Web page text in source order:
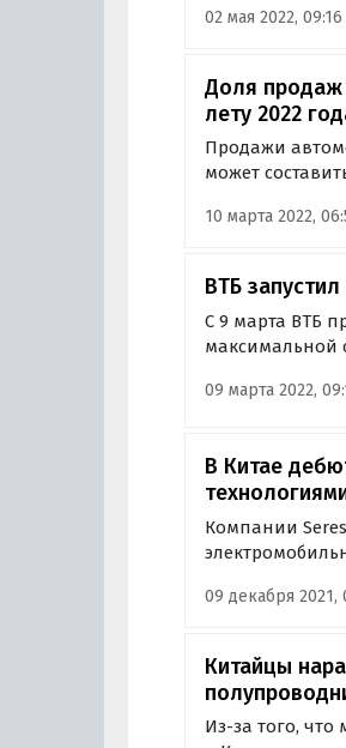
сборку своей
02 мая 2022, 09:16
Доля продаж
лету 2022
Продажи
может
страны. Об
10 марта 2022,
ВТБ
С 9 марта ВТБ
максимальной
иностранных
09 марта 2022,
В Китае
Компании
гибридной
09 декабря 2021,
Китайцы
Из-за того,